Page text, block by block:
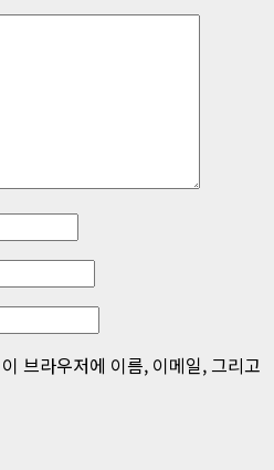
브라우저에 이름, 이메일, 그리고